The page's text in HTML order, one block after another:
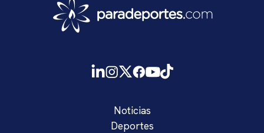
Noticias
Deportes